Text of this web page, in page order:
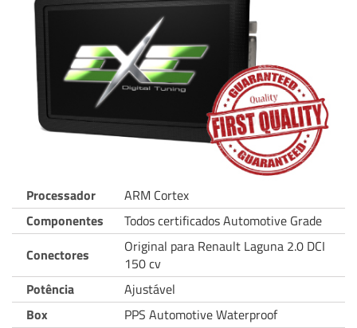
Processador
ARM Cortex
Componentes
Todos certificados Automotive Grade
Conectores
Original para Renault Laguna 2.0 DCI
150 cv
Potência
Ajustável
Box
PPS Automotive Waterproof